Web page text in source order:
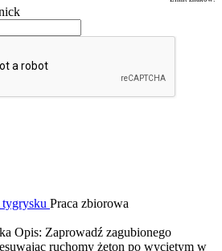
Praca zbiorowa
Opis: Zaprowadź zagubionego
ruchomy żeton po wyciętym w